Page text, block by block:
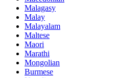
Malagasy
Malay
Malayalam
Maltese
Maori
Marathi
Mongolian
Burmese